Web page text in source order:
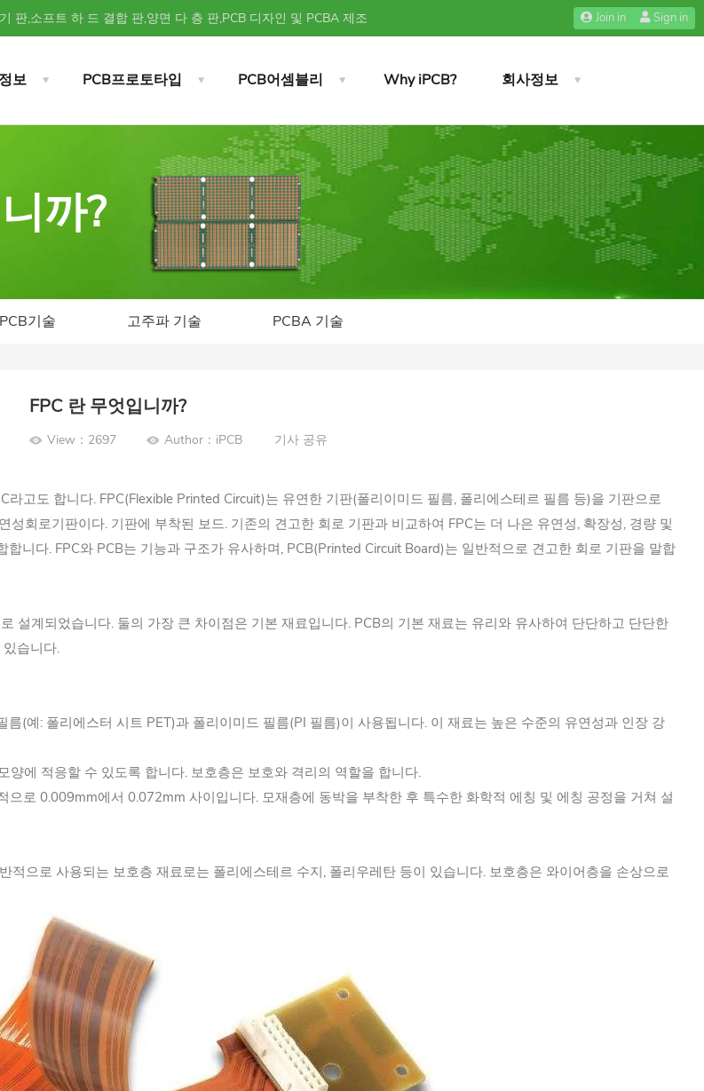
판,소프트 하 드 결합 판,양면 다 층 판,PCB 디자인 및 PCBA 제조 Join in Sign in
보 PCB프로토타입 PCB어셈블리 Why iPCB? 회사정보
까?
PCB기술 고주파 기술 PCBA 기술
FPC 란 무엇입니까?
View：2697 Author：iPCB 기사 공유
라고도 합니다. FPC(Flexible Printed Circuit)는 유연한 기판(폴리이미드 필름, 폴리에스테르 필름 등)을 기판으로
회로기판이다. 기판에 부착된 보드. 기존의 견고한 회로 기판과 비교하여 FPC는 더 나은 유연성, 확장성, 경량 및
니다. FPC와 PCB는 기능과 구조가 유사하며, PCB(Printed Circuit Board)는 일반적으로 견고한 회로 기판을 말합
설계되었습니다. 둘의 가장 큰 차이점은 기본 재료입니다. PCB의 기본 재료는 유리와 유사하여 단단하고 단단한
습니다.
(예: 폴리에스터 시트 PET)과 폴리이미드 필름(PI 필름)이 사용됩니다. 이 재료는 높은 수준의 유연성과 인장 강
에 적응할 수 있도록 합니다. 보호층은 보호와 격리의 역할을 합니다.
로 0.009mm에서 0.072mm 사이입니다. 모재층에 동박을 부착한 후 특수한 화학적 에칭 및 에칭 공정을 거쳐 설
으로 사용되는 보호층 재료로는 폴리에스테르 수지, 폴리우레탄 등이 있습니다. 보호층은 와이어층을 손상으로